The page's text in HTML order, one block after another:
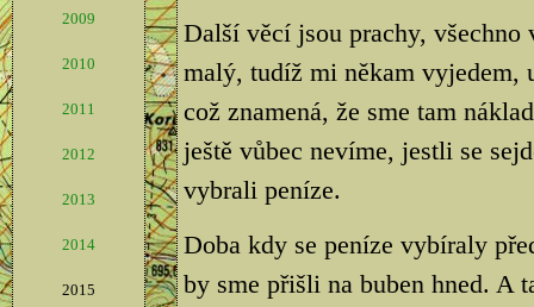
2009
2010
2011
2012
2013
2014
2015
Další věcí jsou prachy,
malý, tudíž mi někam vyjedem,
což znamená, že sme tam
ještě vůbec nevíme, jestli se
vybrali peníze.
Doba kdy se peníze vybíraly
by sme přišli na buben hned. A